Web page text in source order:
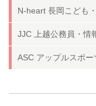
N-heart 長岡こども
JJC 上越公務員・情
ASC アップルスポー